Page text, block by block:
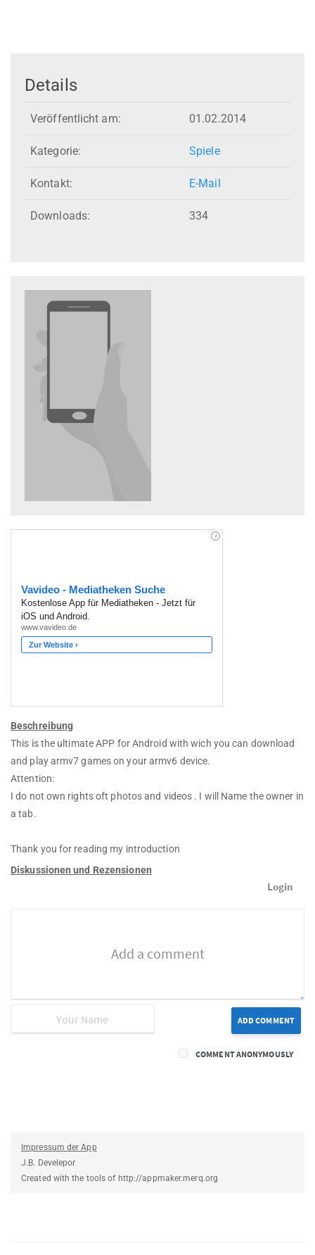
Details
Veröffentlicht am: 01.02.2014
Kategorie: Spiele
Kontakt: E-Mail
Downloads: 334
Beschreibung
This is the ultimate APP for Android with wich you can download
and play armv7 games on your armv6 device.
Attention:
I do not own rights oft photos and videos . I will Name the owner in
a tab.
Thank you for reading my introduction
Diskussionen und Rezensionen
Login
ADD COMMENT
COMMENT ANONYMOUSLY
Impressum der App
J.B. Develepor
Created with the tools of http://appmaker.merq.org